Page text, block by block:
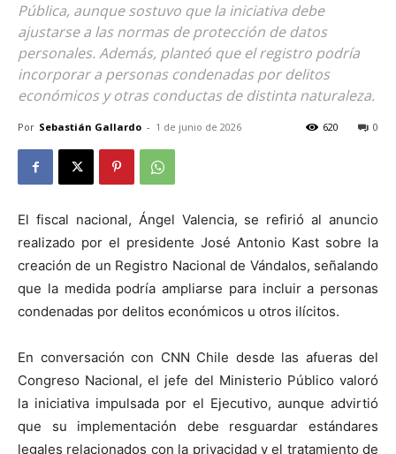
Pública, aunque sostuvo que la iniciativa debe
ajustarse a las normas de protección de datos
personales. Además, planteó que el registro podría
incorporar a personas condenadas por delitos
económicos y otras conductas de distinta naturaleza.
Por Sebastián Gallardo - 1 de junio de 2026 0
620
El fiscal nacional, Ángel Valencia, se refirió al anuncio
realizado por el presidente José Antonio Kast sobre la
creación de un Registro Nacional de Vándalos, señalando
que la medida podría ampliarse para incluir a personas
condenadas por delitos económicos u otros ilícitos.
En conversación con CNN Chile desde las afueras del
Congreso Nacional, el jefe del Ministerio Público valoró
la iniciativa impulsada por el Ejecutivo, aunque advirtió
que su implementación debe resguardar estándares
legales relacionados con la privacidad y el tratamiento de